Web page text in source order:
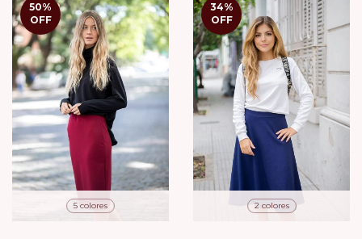
50%
OFF
5 colores
34%
OFF
2 colores